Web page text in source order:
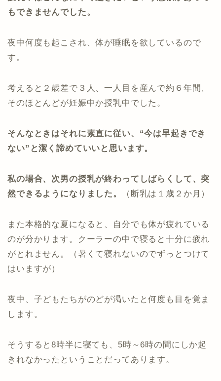
もできませんでした。
夜中何度も起こされ、体が睡眠を欲しているので
す。
考えると２歳差で３人、一人目を産んで約６年間、
そのほとんどが妊娠中か授乳中でした。
そんなときはそれに素直に従い、“今は早起きでき
ない”と潔く諦めていいと思います。
私の場合、次男の授乳が終わってしばらくして、突
然できるようになりました。
（断乳は１歳２か月）
また本格的な夏になると、自分でも体が疲れている
のが分かります。クーラーの中で寝ると十分に疲れ
がとれません。（暑くて寝れないのでずっとつけて
はいますが）
夜中、子どもたちがのどが渇いたと何度も目を覚ま
します。
そうすると8時半に寝ても、5時～6時の間にしか起
きれなかったということだってあります。